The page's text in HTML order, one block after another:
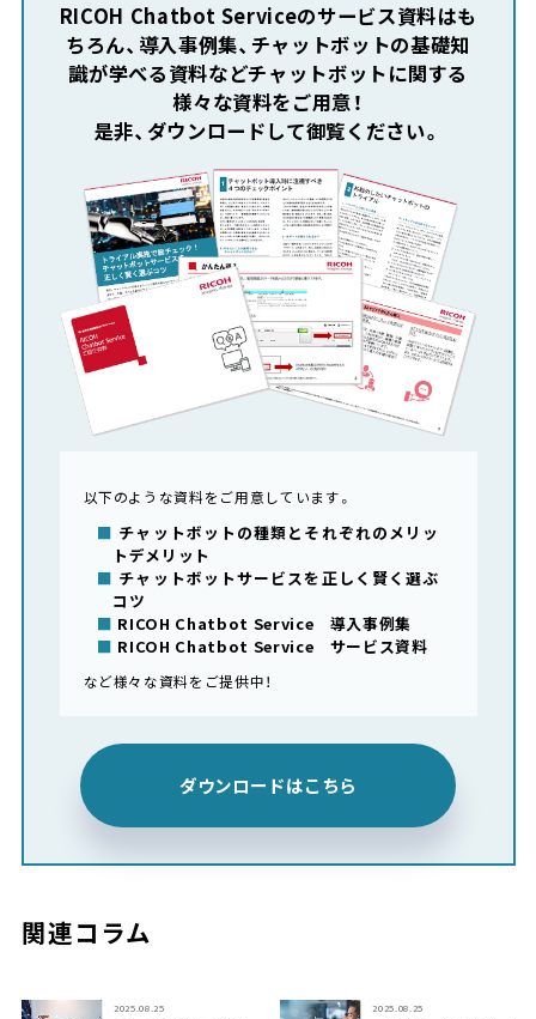
RICOH Chatbot Serviceのサービス資料はも
ちろん、 導入事例集、チャットボットの基礎知
識が学べる資料などチャットボットに関する
様々な資料をご用意！
是非、ダウンロードして御覧ください。
以下のような資料をご用意しています。
チャットボットの種類とそれぞれのメリッ
トデメリット
チャットボットサービスを正しく賢く選ぶ
コツ
RICOH Chatbot Service 導入事例集
RICOH Chatbot Service サービス資料
など様々な資料をご提供中！
ダウンロードはこちら
関連コラム
2025.08.25 2025.08.25